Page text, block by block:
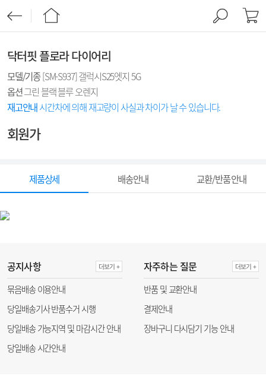
닥터핏 플로라 다이어리
모델/기종[SM-S937] 갤럭시S25엣지 5G
옵션그린 블랙 블루 오렌지
재고안내시간차에 의해 재고량이 사실과 차이가 날 수 있습니다.
회원가
제품상세 배송안내 교환/반품 안내
공지사항 더보기 +
묶음배송 이용안내
당일배송기사 반품수거 시행
당일배송 가능지역 및 마감시간 안내
당일배송 시간안내
자주하는 질문 더보기 +
반품 및 교환안내
결제안내
장바구니 다시담기 기능 안내